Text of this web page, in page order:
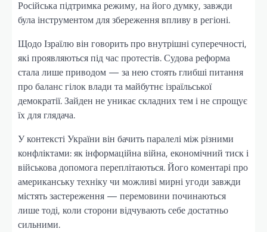
Російська підтримка режиму, на його думку, завжди
була інструментом для збереження впливу в регіоні.
Щодо Ізраїлю він говорить про внутрішні суперечності,
які проявляються під час протестів. Судова реформа
стала лише приводом — за нею стоять глибші питання
про баланс гілок влади та майбутнє ізраїльської
демократії. Зайден не уникає складних тем і не спрощує
їх для глядача.
У контексті України він бачить паралелі між різними
конфліктами: як інформаційна війна, економічний тиск і
військова допомога переплітаються. Його коментарі про
американську техніку чи можливі мирні угоди завжди
містять застереження — перемовини починаються
лише тоді, коли сторони відчувають себе достатньо
сильними.